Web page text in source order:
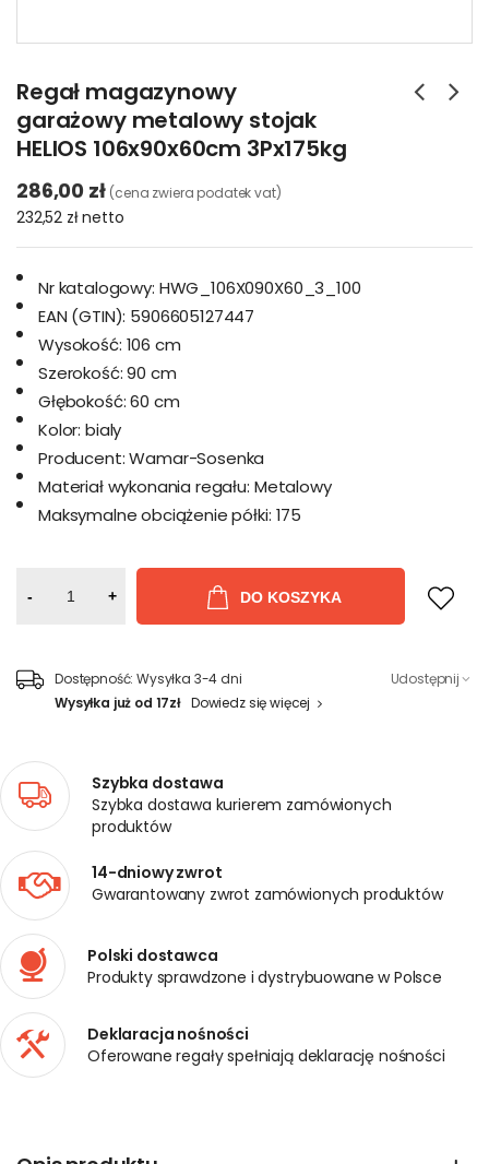
Regał magazynowy
garażowy metalowy stojak
HELIOS 106x90x60cm 3Px175kg
286,00 zł (cena zwiera podatek vat)
232,52 złnetto
Nr katalogowy: HWG_106X090X60_3_100
EAN (GTIN): 5906605127447
Wysokość: 106 cm
Szerokość: 90 cm
Głębokość: 60 cm
Kolor: bialy
Producent: Wamar-Sosenka
Materiał wykonania regału: Metalowy
Maksymalne obciążenie półki: 175
- + DO KOSZYKA
Dostępność: Wysyłka 3-4 dni
Wysyłka już od 17zł Dowiedz się więcej
Udostępnij
Szybka dostawa
Szybka dostawa kurierem zamówionych
produktów
14-dniowy zwrot
Gwarantowany zwrot zamówionych produktów
Polski dostawca
Produkty sprawdzone i dystrybuowane w Polsce
Deklaracja nośności
Oferowane regały spełniają deklarację nośności